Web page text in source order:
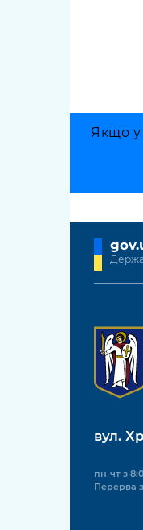
Якщо у
вул.
пн-чт з
Перерва